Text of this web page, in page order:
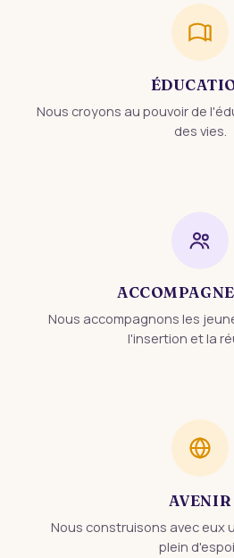
Nous croyons au pouvoir de
des vies.
Nous accompagnons les
l'insertion et la
AVENIR
Nous construisons avec eux
plein